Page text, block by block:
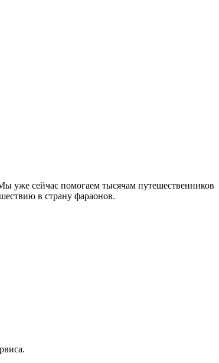
уже сейчас помогаем тысячам путешественников
в страну фараонов.